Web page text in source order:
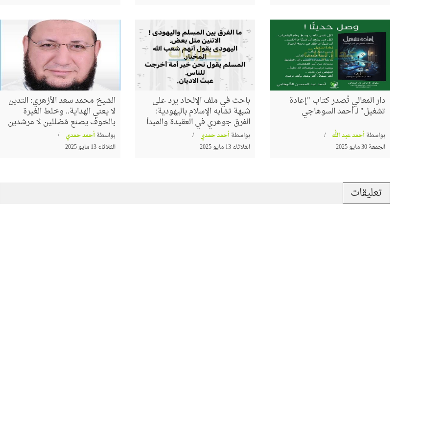
دار المعالي تُصدر كتاب "إعادة
تشغيل" لـ أحمد السوهاجي
بواسطةأحمد عبد الله
الجمعة 30 مايو 2025
باحث في ملف الإلحاد يرد على
شبهة تشابه الإسلام باليهودية:
الفرق جوهري في العقيدة والمبدأ
بواسطةأحمد حمدي
الثلاثاء 13 مايو 2025
الشيخ محمد سعد الأزهري: التدين
لا يعني الهداية.. وخلط الغيرة
بالخوف يصنع مُضللين لا مرشدين
بواسطةأحمد حمدي
الثلاثاء 13 مايو 2025
تعليقات